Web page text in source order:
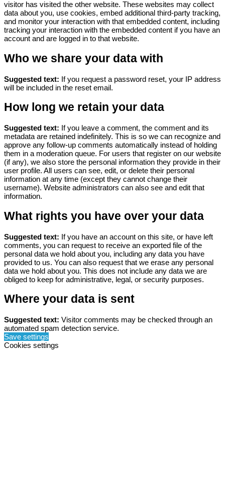
visitor has visited the other website. These websites may collect
data about you, use cookies, embed additional third-party tracking,
and monitor your interaction with that embedded content, including
tracking your interaction with the embedded content if you have an
account and are logged in to that website.
Who we share your data with
Suggested text: If you request a password reset, your IP address
will be included in the reset email.
How long we retain your data
Suggested text: If you leave a comment, the comment and its
metadata are retained indefinitely. This is so we can recognize and
approve any follow-up comments automatically instead of holding
them in a moderation queue. For users that register on our website
(if any), we also store the personal information they provide in their
user profile. All users can see, edit, or delete their personal
information at any time (except they cannot change their
username). Website administrators can also see and edit that
information.
What rights you have over your data
Suggested text: If you have an account on this site, or have left
comments, you can request to receive an exported file of the
personal data we hold about you, including any data you have
provided to us. You can also request that we erase any personal
data we hold about you. This does not include any data we are
obliged to keep for administrative, legal, or security purposes.
Where your data is sent
Suggested text: Visitor comments may be checked through an
automated spam detection service.
Save settings
Cookies settings